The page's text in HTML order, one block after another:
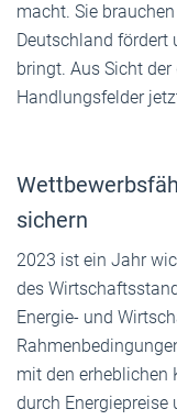
macht. Sie
Deutschland fördert
bringt. Aus Sicht
Handlungsfelder
sichern
2023 ist ein Jahr
des
Energie- und
mit den erheblichen
durch Energiepreise